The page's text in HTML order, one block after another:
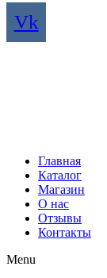
Vk
Главная
Каталог
Магазин
О нас
Отзывы
Контакты
Menu